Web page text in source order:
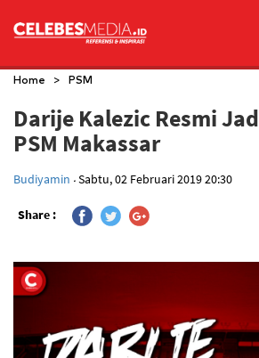
Home > PSM
Darije Kalezic Resmi
PSM Makassar
Budiyamin .Sabtu, 02 Februari 2019 20:30
Share :